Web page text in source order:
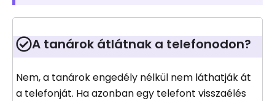
A tanárok átlátnak a telefonodon?
Nem, a tanárok engedély nélkül nem láthatják át
a telefonját. Ha azonban egy telefont visszaélés